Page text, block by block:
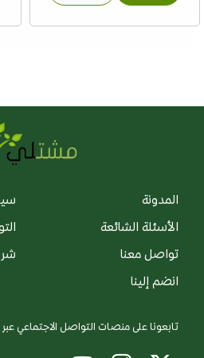
المدونة
الأسئلة الشائعة
تواصل معنا
انضم إلينا
تابعونا على منصات التواصل الاجتماعي عبر